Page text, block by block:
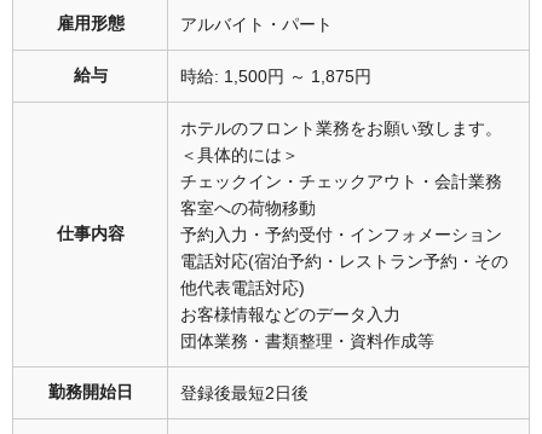
雇用形態 アルバイト・パート
給与 時給: 1,500円 ～ 1,875円
仕事内容
ホテルのフロント業務をお願い致します。
＜具体的には＞
チェックイン・チェックアウト・会計業務
客室への荷物移動
予約入力・予約受付・インフォメーション
電話対応(宿泊予約・レストラン予約・その
他代表電話対応)
お客様情報などのデータ入力
団体業務・書類整理・資料作成等
勤務開始日 登録後最短2日後